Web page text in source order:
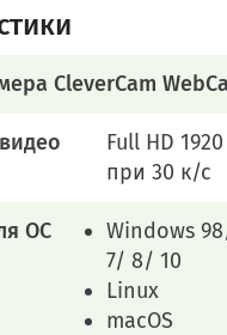
CleverCam
Full HD
при 30 к/с
ОС
Windows
7/ 8/ 10
Linux
macOS